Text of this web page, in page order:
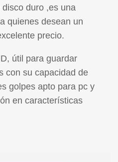
duro ,es una
quienes desean un
precio.
útil para guardar
con su capacidad de
golpes apto para pc y
en características